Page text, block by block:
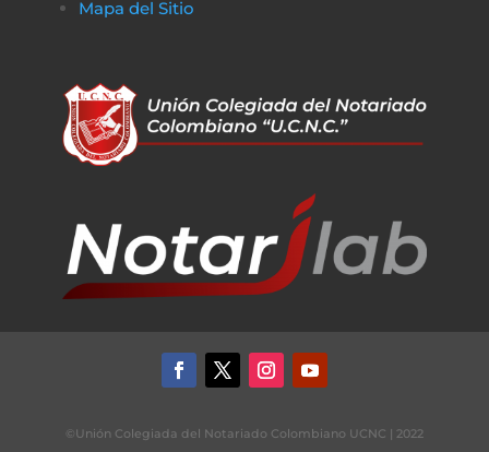
Mapa del Sitio
©Unión Colegiada del Notariado Colombiano UCNC | 2022